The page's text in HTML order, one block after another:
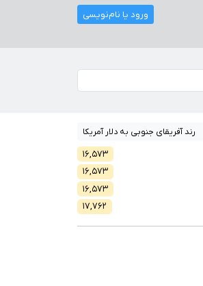
ورود یا نام‌نویسی
رند آفریقای جنوبی به دلار آمریکا
۱۶,۵۷۳
۱۶,۵۷۳
۱۶,۵۷۳
۱۷,۷۶۲